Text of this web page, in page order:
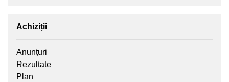
Achiziții
Anunțuri
Rezultate
Plan